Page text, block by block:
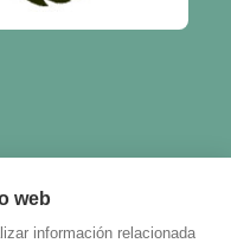
web
información relacionada